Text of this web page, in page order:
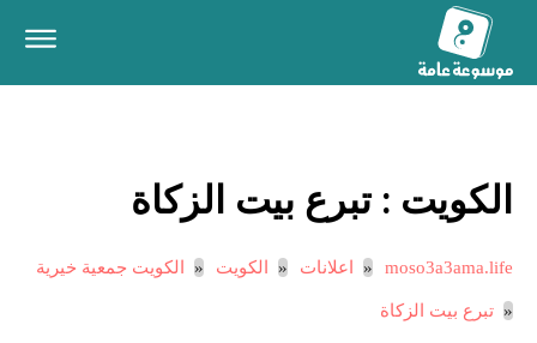
الكويت :تبرع بيت الزكاة
moso3a3ama.life اعلانات الكويت الكويت جمعية خيرية
تبرع بيت الزكاة